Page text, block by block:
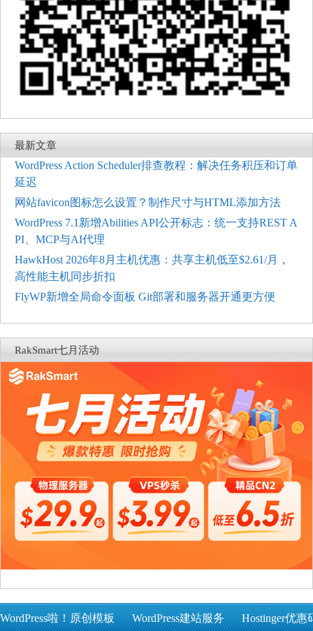
最新文章
WordPress Action Scheduler排查教程：解决任务积压和订单
延迟
网站favicon图标怎么设置？制作尺寸与HTML添加方法
WordPress 7.1新增Abilities API公开标志：统一支持REST A
PI、MCP与AI代理
HawkHost 2026年8月主机优惠：共享主机低至$2.61/月，
高性能主机同步折扣
FlyWP新增全局命令面板 Git部署和服务器开通更方便
RakSmart七月活动
WordPress啦！原创模板 WordPress建站服务 Hostinger优惠